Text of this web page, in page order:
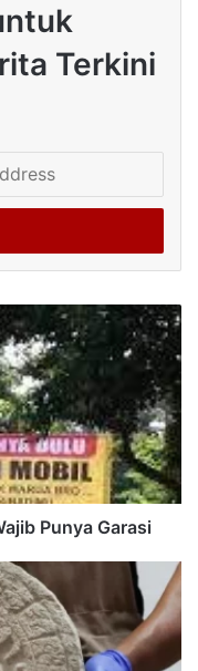
Terkini
Punya Garasi